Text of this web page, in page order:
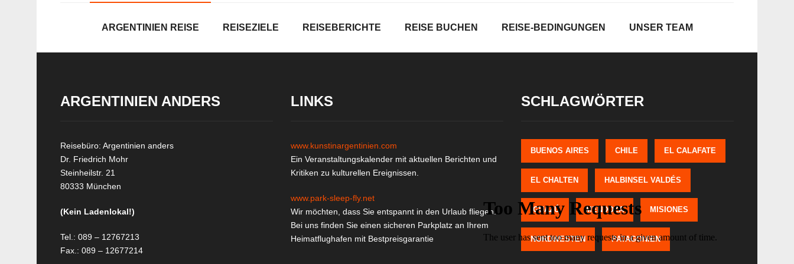
ARGENTINIEN REISE REISEZIELE REISEBERICHTE REISE BUCHEN REISE-BEDINGUNGEN UNSER TEAM
ARGENTINIEN ANDERS
Reisebüro: Argentinien anders
Dr. Friedrich Mohr
Steinheilstr. 21
80333 München
(Kein Ladenlokal!)
Tel.: 089 – 12767213
Fax.: 089 – 12677214
LINKS
www.kunstinargentinien.com
Ein Veranstaltungskalender mit aktuellen Berichten und
Kritiken zu kulturellen Ereignissen.
www.park-sleep-fly.net
Wir möchten, dass Sie entspannt in den Urlaub fliegen.
Bei uns finden Sie einen sicheren Parkplatz an Ihrem
Heimatflughafen mit Bestpreisgarantie
SCHLAGWÖRTER
BUENOS AIRES CHILE EL CALAFATE
EL CHALTEN HALBINSEL VALDÉS
IGUAZÚ MENDOZA MISIONES
NORDWESTEN PATAGONIEN